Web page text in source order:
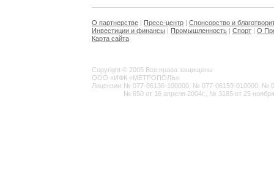
О партнерстве | Пресс-центр | Спонсорство и
Инвестиции и финансы | Промышленность | Спорт | О
Карта сайта
Copyright © 2005 Все права защищены
ООО «ИФК «МЕТРОПОЛЬ»
Лицензии: № 077-06136-100000, № 077-06159-010000, №
№ 650 от 16 апреля 2004г., № 3185 от 25